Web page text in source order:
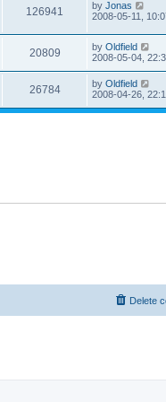
w
tp
o
s
t
126941
i
L
a
t
p
o
s
t
by Jonas
2008-05-11,
20809V
i
L
a
t
p
o
s
by Oldfield
2008-05-04,
26784V
i
L
a
t
by Oldfield
2008-04-26,
Delete